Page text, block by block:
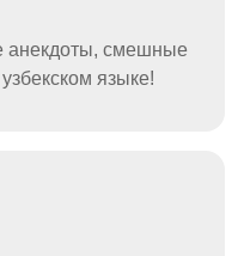
анекдоты, смешные
языке!